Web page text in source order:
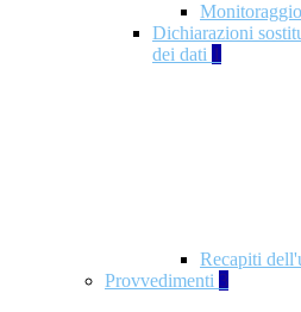
Dichiarazioni
dei dati 1
Recapiti
Provvedimenti 3